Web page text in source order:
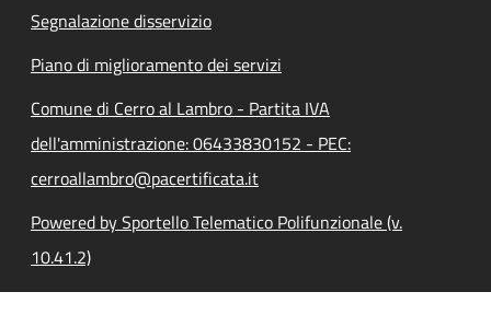
Segnalazione disservizio
Piano di miglioramento dei servizi
Comune di Cerro al Lambro - Partita IVA
dell'amministrazione: 06433830152 - PEC:
cerroallambro@pacertificata.it
Powered by Sportello Telematico Polifunzionale (v.
10.41.2)